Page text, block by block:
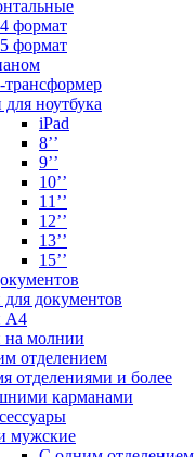
формат
формат
ноутбука
iPad
8’’
9’’
10’’
11’’
12’’
13’’
15’’
документов
А4
молнии
отделением
отделениями и более
карманами
мужские